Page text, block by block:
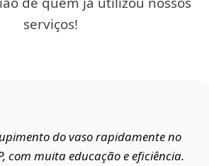
serviços!
do vaso rapidamente no
com muita educação e eficiência.